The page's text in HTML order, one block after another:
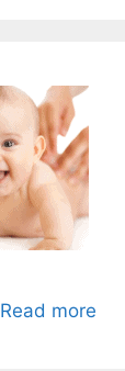
Read more